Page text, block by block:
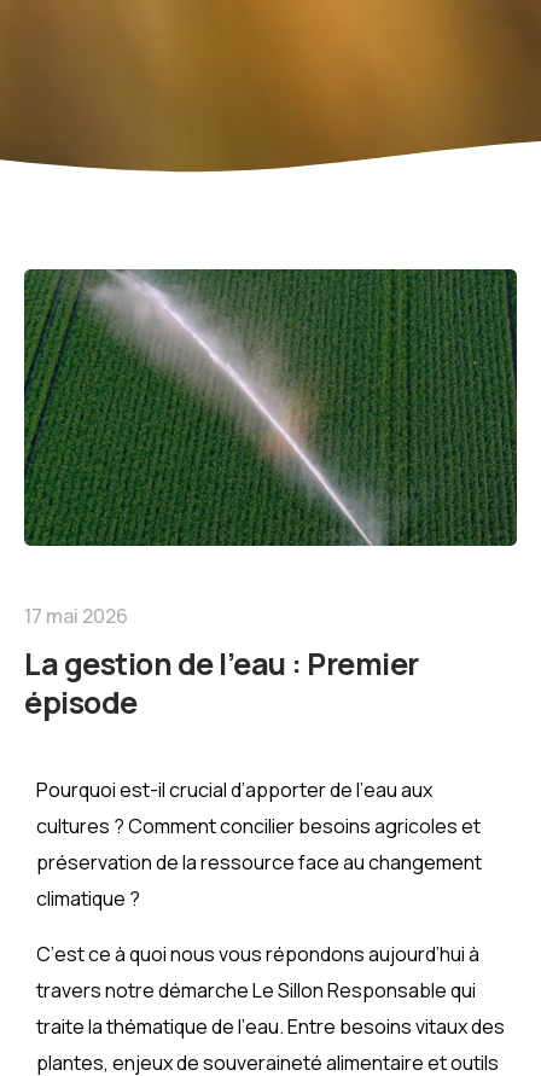
17 mai 2026
La gestion de l’eau : Premier
épisode
Pourquoi est-il crucial d’apporter de l’eau aux
cultures ? Comment concilier besoins agricoles et
préservation de la ressource face au changement
climatique ?
C’est ce à quoi nous vous répondons aujourd’hui à
travers notre démarche Le Sillon Responsable qui
traite la thématique de l’eau. Entre besoins vitaux des
plantes, enjeux de souveraineté alimentaire et outils